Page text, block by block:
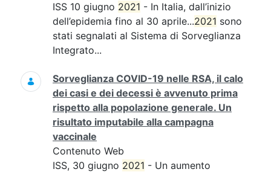
ISS 10 giugno 2021 - In Italia, dall’inizio
dell’epidemia fino al 30 aprile...2021 sono
stati segnalati al Sistema di Sorveglianza
Integrato...
Sorveglianza COVID-19 nelle RSA, il calo
dei casi e dei decessi è avvenuto prima
rispetto alla popolazione generale. Un
risultato imputabile alla campagna
vaccinale
Contenuto Web
ISS, 30 giugno 2021 - Un aumento